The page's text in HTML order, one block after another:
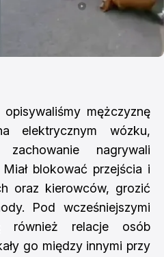
mężczyznę
elektrycznym wózku,
nagrywali
blokować przejścia i
oraz kierowców, grozić
Pod wcześniejszymi
również relacje osób
go między innymi przy